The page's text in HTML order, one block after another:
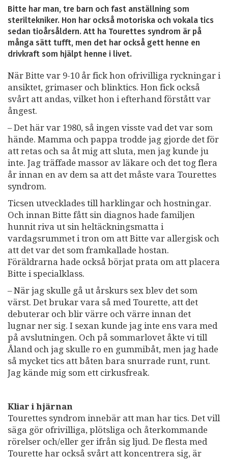
Bitte har man, tre barn och fast anställning som
steriltekniker. Hon har också motoriska och vokala tics
sedan tioårsåldern. Att ha Tourettes syndrom är på
många sätt tufft, men det har också gett henne en
drivkraft som hjälpt henne i livet.
När Bitte var 9-10 år fick hon ofrivilliga ryckningar i
ansiktet, grimaser och blinktics. Hon fick också
svårt att andas, vilket hon i efterhand förstått var
ångest.
– Det här var 1980, så ingen visste vad det var som
hände. Mamma och pappa trodde jag gjorde det för
att retas och sa åt mig att sluta, men jag kunde ju
inte. Jag träffade massor av läkare och det tog flera
år innan en av dem sa att det måste vara Tourettes
syndrom.
Ticsen utvecklades till harklingar och hostningar.
Och innan Bitte fått sin diagnos hade familjen
hunnit riva ut sin heltäckningsmatta i
vardagsrummet i tron om att Bitte var allergisk och
att det var det som framkallade hostan.
Föräldrarna hade också börjat prata om att placera
Bitte i specialklass.
– När jag skulle gå ut årskurs sex blev det som
värst. Det brukar vara så med Tourette, att det
debuterar och blir värre och värre innan det
lugnar ner sig. I sexan kunde jag inte ens vara med
på avslutningen. Och på sommarlovet åkte vi till
Åland och jag skulle ro en gummibåt, men jag hade
så mycket tics att båten bara snurrade runt, runt.
Jag kände mig som ett cirkusfreak.
Kliar i hjärnan
Tourettes syndrom innebär att man har tics. Det vill
säga gör ofrivilliga, plötsliga och återkommande
rörelser och/eller ger ifrån sig ljud. De flesta med
Tourette har också svårt att koncentrera sig, är